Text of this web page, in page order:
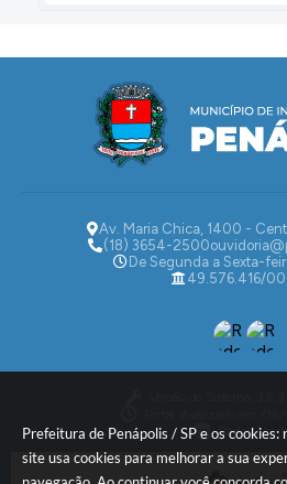
Prefeitura de Penápolis / SP e os cookies:
site usa cookies para melhorar a sua
Av. Maria Chica, 1400 -
(18) 3654-2500
De Segunda a Sexta-
49.576.416/
Dados